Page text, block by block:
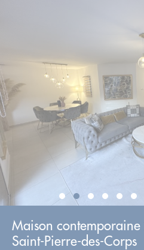
Maison
Saint-Pierre-des-Corps